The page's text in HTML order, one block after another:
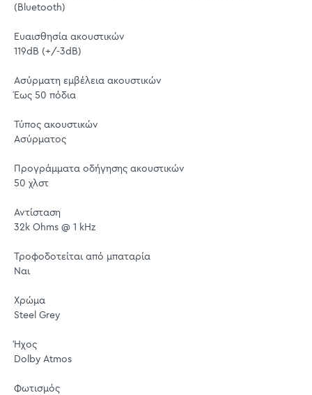
(Bluetooth)
Ευαισθησία ακουστικών
119dB (+/-3dB)
Ασύρματη εμβέλεια ακουστικών
Έως 50 πόδια
Τύπος ακουστικών
Ασύρματος
Προγράμματα οδήγησης ακουστικών
50 χλστ
Αντίσταση
32k Ohms @ 1 kHz
Τροφοδοτείται από μπαταρία
Ναι
Χρώμα
Steel Grey
Ήχος
Dolby Atmos
Φωτισμός